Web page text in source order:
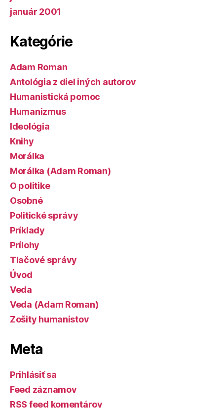
január 2001
Kategórie
Adam Roman
Antológia z diel iných autorov
Humanistická pomoc
Humanizmus
Ideológia
Knihy
Morálka
Morálka (Adam Roman)
O politike
Osobné
Politické správy
Príklady
Prílohy
Tlačové správy
Úvod
Veda
Veda (Adam Roman)
Zošity humanistov
Meta
Prihlásiť sa
Feed záznamov
RSS feed komentárov